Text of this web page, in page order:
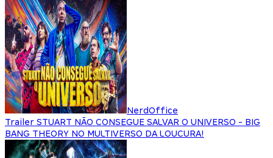
NerdOffice
Trailer STUART NÃO CONSEGUE SALVAR O UNIVERSO - BIG
BANG THEORY NO MULTIVERSO DA LOUCURA!